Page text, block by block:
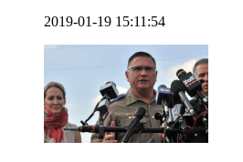
2019-01-19 15:11:54